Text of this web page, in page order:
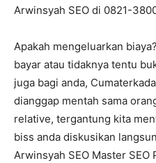
Arwinsyah SEO di 0821-
Apakah mengeluarkan
bayar atau tidaknya tentu
juga bagi anda,
dianggap mentah sama
relative, tergantung kita
biss anda diskusikan
Arwinsyah SEO Master